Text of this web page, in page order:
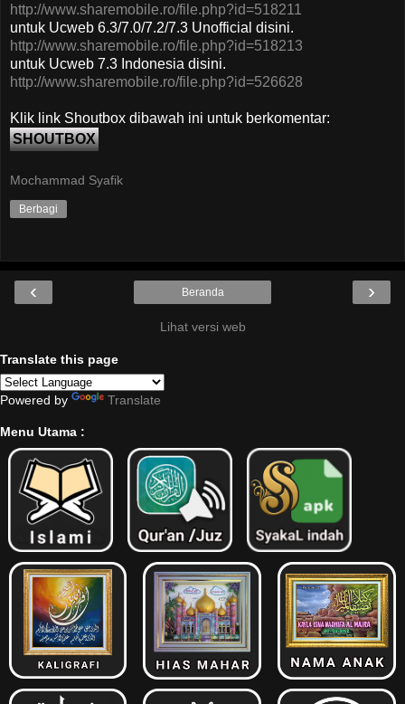
http://www.sharemobile.ro/file.php?id=518211
untuk Ucweb 6.3/7.0/7.2/7.3 Unofficial disini.
http://www.sharemobile.ro/file.php?id=518213
untuk Ucweb 7.3 Indonesia disini.
http://www.sharemobile.ro/file.php?id=526628
Klik link Shoutbox dibawah ini untuk berkomentar:
SHOUTBOX
Mochammad Syafik
Berbagi
‹ ›
Beranda
Lihat versi web
Translate this page
Powered by Translate
Menu Utama :